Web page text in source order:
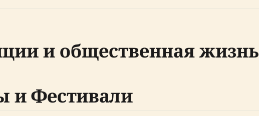
и общественная жизнь
и Фестивали